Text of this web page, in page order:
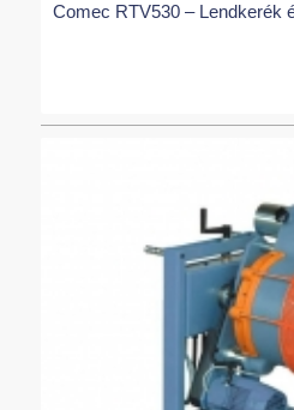
Comec RTV530 – Lendkerék